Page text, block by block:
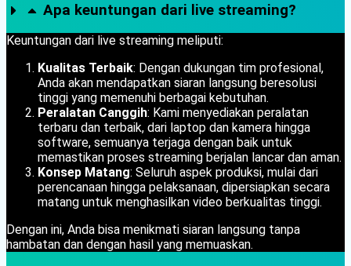
Apa keuntungan dari live streaming?
Keuntungan dari live streaming meliputi:
Kualitas Terbaik: Dengan dukungan tim profesional,
Anda akan mendapatkan siaran langsung beresolusi
tinggi yang memenuhi berbagai kebutuhan.
Peralatan Canggih: Kami menyediakan peralatan
terbaru dan terbaik, dari laptop dan kamera hingga
software, semuanya terjaga dengan baik untuk
memastikan proses streaming berjalan lancar dan aman.
Konsep Matang: Seluruh aspek produksi, mulai dari
perencanaan hingga pelaksanaan, dipersiapkan secara
matang untuk menghasilkan video berkualitas tinggi.
Dengan ini, Anda bisa menikmati siaran langsung tanpa
hambatan dan dengan hasil yang memuaskan.